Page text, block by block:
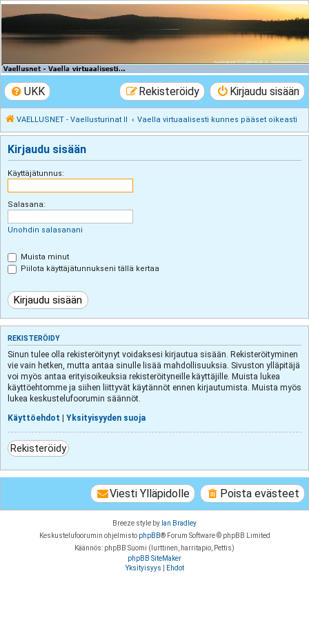
VAELLUSNET -
Vaellusturinat II
UKK Kirjaudu sisään
Rekisteröidy
VAELLUSNET - Vaellusturinat II Vaella virtuaalisesti kunnes pääset oikeasti
Kirjaudu sisään
Käyttäjätunnus:
Salasana:
Unohdin salasanani
Muista minut
Piilota käyttäjätunnukseni tällä kertaa
REKISTERÖIDY
Sinun tulee olla rekisteröitynyt voidaksesi kirjautua sisään. Rekisteröityminen
vie vain hetken, mutta antaa sinulle lisää mahdollisuuksia. Sivuston ylläpitäjä
voi myös antaa erityisoikeuksia rekisteröityneille käyttäjille. Muista lukea
käyttöehtomme ja siihen liittyvät käytännöt ennen kirjautumista. Muista myös
lukea keskustelufoorumin säännöt.
Käyttöehdot
Yksityisyyden suoja
Rekisteröidy
Poista evästeet
Viesti Ylläpidolle
Breeze style by Ian Bradley
Keskustelufoorumin ohjelmisto phpBB® Forum Software © phpBB Limited
Käännös: phpBB Suomi (lurttinen, harritapio, Pettis)
phpBB SiteMaker
Yksityisyys
Ehdot